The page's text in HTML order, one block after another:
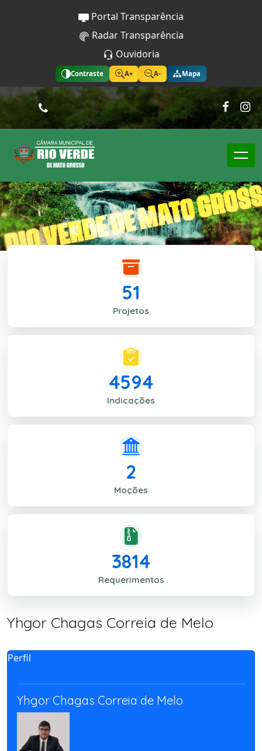
Portal Transparência
Radar Transparência
Ouvidoria
Contraste A+ A- Mapa
51
Projetos
4594
Indicações
2
Moções
3814
Requerimentos
Yhgor Chagas Correia de Melo
Perfil
Yhgor Chagas Correia de Melo